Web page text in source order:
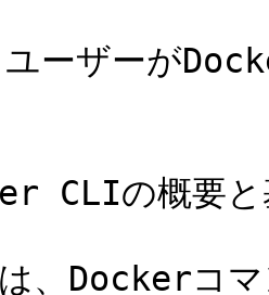
ーザーが
CLIの概要と
、Dockerコマ